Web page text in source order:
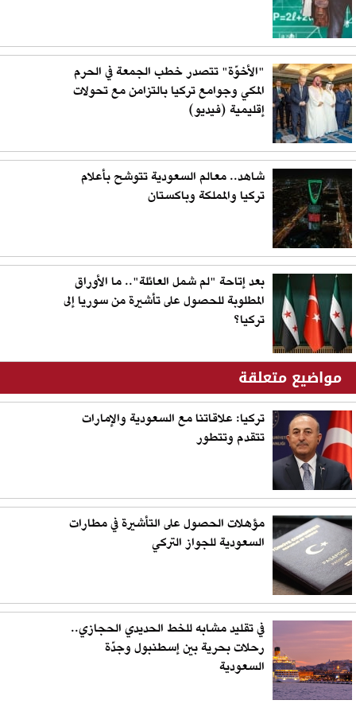
"الأخوّة" تتصدر خطب الجمعة في الحرم
المكي وجوامع تركيا بالتزامن مع تحولات
إقليمية (فيديو)
شاهد.. معالم السعودية تتوشح بأعلام
تركيا والمملكة وباكستان
بعد إتاحة "لم شمل العائلة".. ما الأوراق
المطلوبة للحصول على تأشيرة من سوريا إلى
تركيا؟
مواضيع متعلقة
تركيا: علاقاتنا مع السعودية والإمارات
تتقدم وتتطور
مؤهلات الحصول على التأشيرة في مطارات
السعودية للجواز التركي
في تقليد مشابه للخط الحديدي الحجازي..
رحلات بحرية بين إسطنبول وجدّة
السعودية